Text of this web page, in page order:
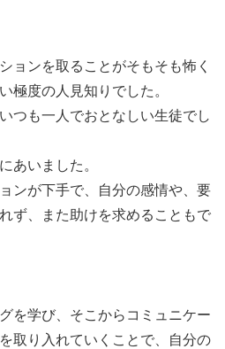
ョンを取ることがそもそも怖く
極度の人見知りでした。
つも一人でおとなしい生徒でし
あいました。
ンが下手で、自分の感情や、要
ず、また助けを求めることもで
を学び、そこからコミュニケー
取り入れていくことで、自分の